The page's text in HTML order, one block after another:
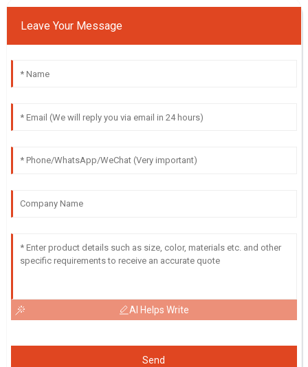
Leave Your Message
AI Helps Write
Send